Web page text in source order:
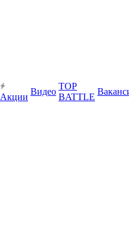
Акции
Видео
TOP
BATTLE